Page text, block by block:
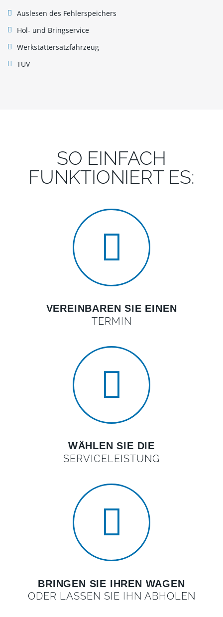
Auslesen des Fehlerspeichers
Hol- und Bringservice
Werkstattersatzfahrzeug
TÜV
SO EINFACH
FUNKTIONIERT ES:
VEREINBAREN SIE EINEN
TERMIN
WÄHLEN SIE DIE
SERVICELEISTUNG
BRINGEN SIE IHREN WAGEN
ODER LASSEN SIE IHN ABHOLEN